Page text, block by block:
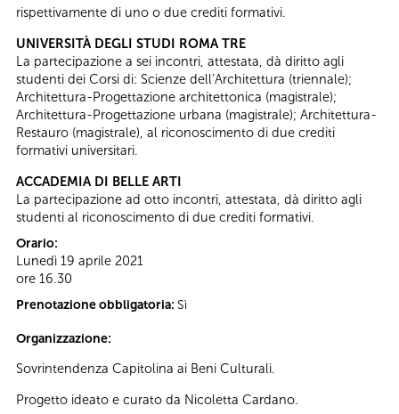
rispettivamente di uno o due crediti formativi.
UNIVERSITÀ DEGLI STUDI ROMA TRE
La partecipazione a sei incontri, attestata, dà diritto agli
studenti dei Corsi di: Scienze dell’Architettura (triennale);
Architettura-Progettazione architettonica (magistrale);
Architettura-Progettazione urbana (magistrale); Architettura-
Restauro (magistrale), al riconoscimento di due crediti
formativi universitari.
ACCADEMIA DI BELLE ARTI
La partecipazione ad otto incontri, attestata, dà diritto agli
studenti al riconoscimento di due crediti formativi.
Orario:
Lunedì 19 aprile 2021
ore 16.30
Prenotazione obbligatoria: Sì
Organizzazione:
Sovrintendenza Capitolina ai Beni Culturali.
Progetto ideato e curato da Nicoletta Cardano.